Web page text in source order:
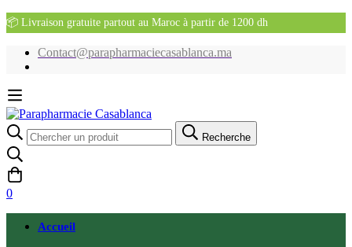
📦 Livraison gratuite partout au Maroc à partir de 1200 dh
Contact@parapharmaciecasablanca.ma
Recherche
pour:
Recherche
0
Accueil